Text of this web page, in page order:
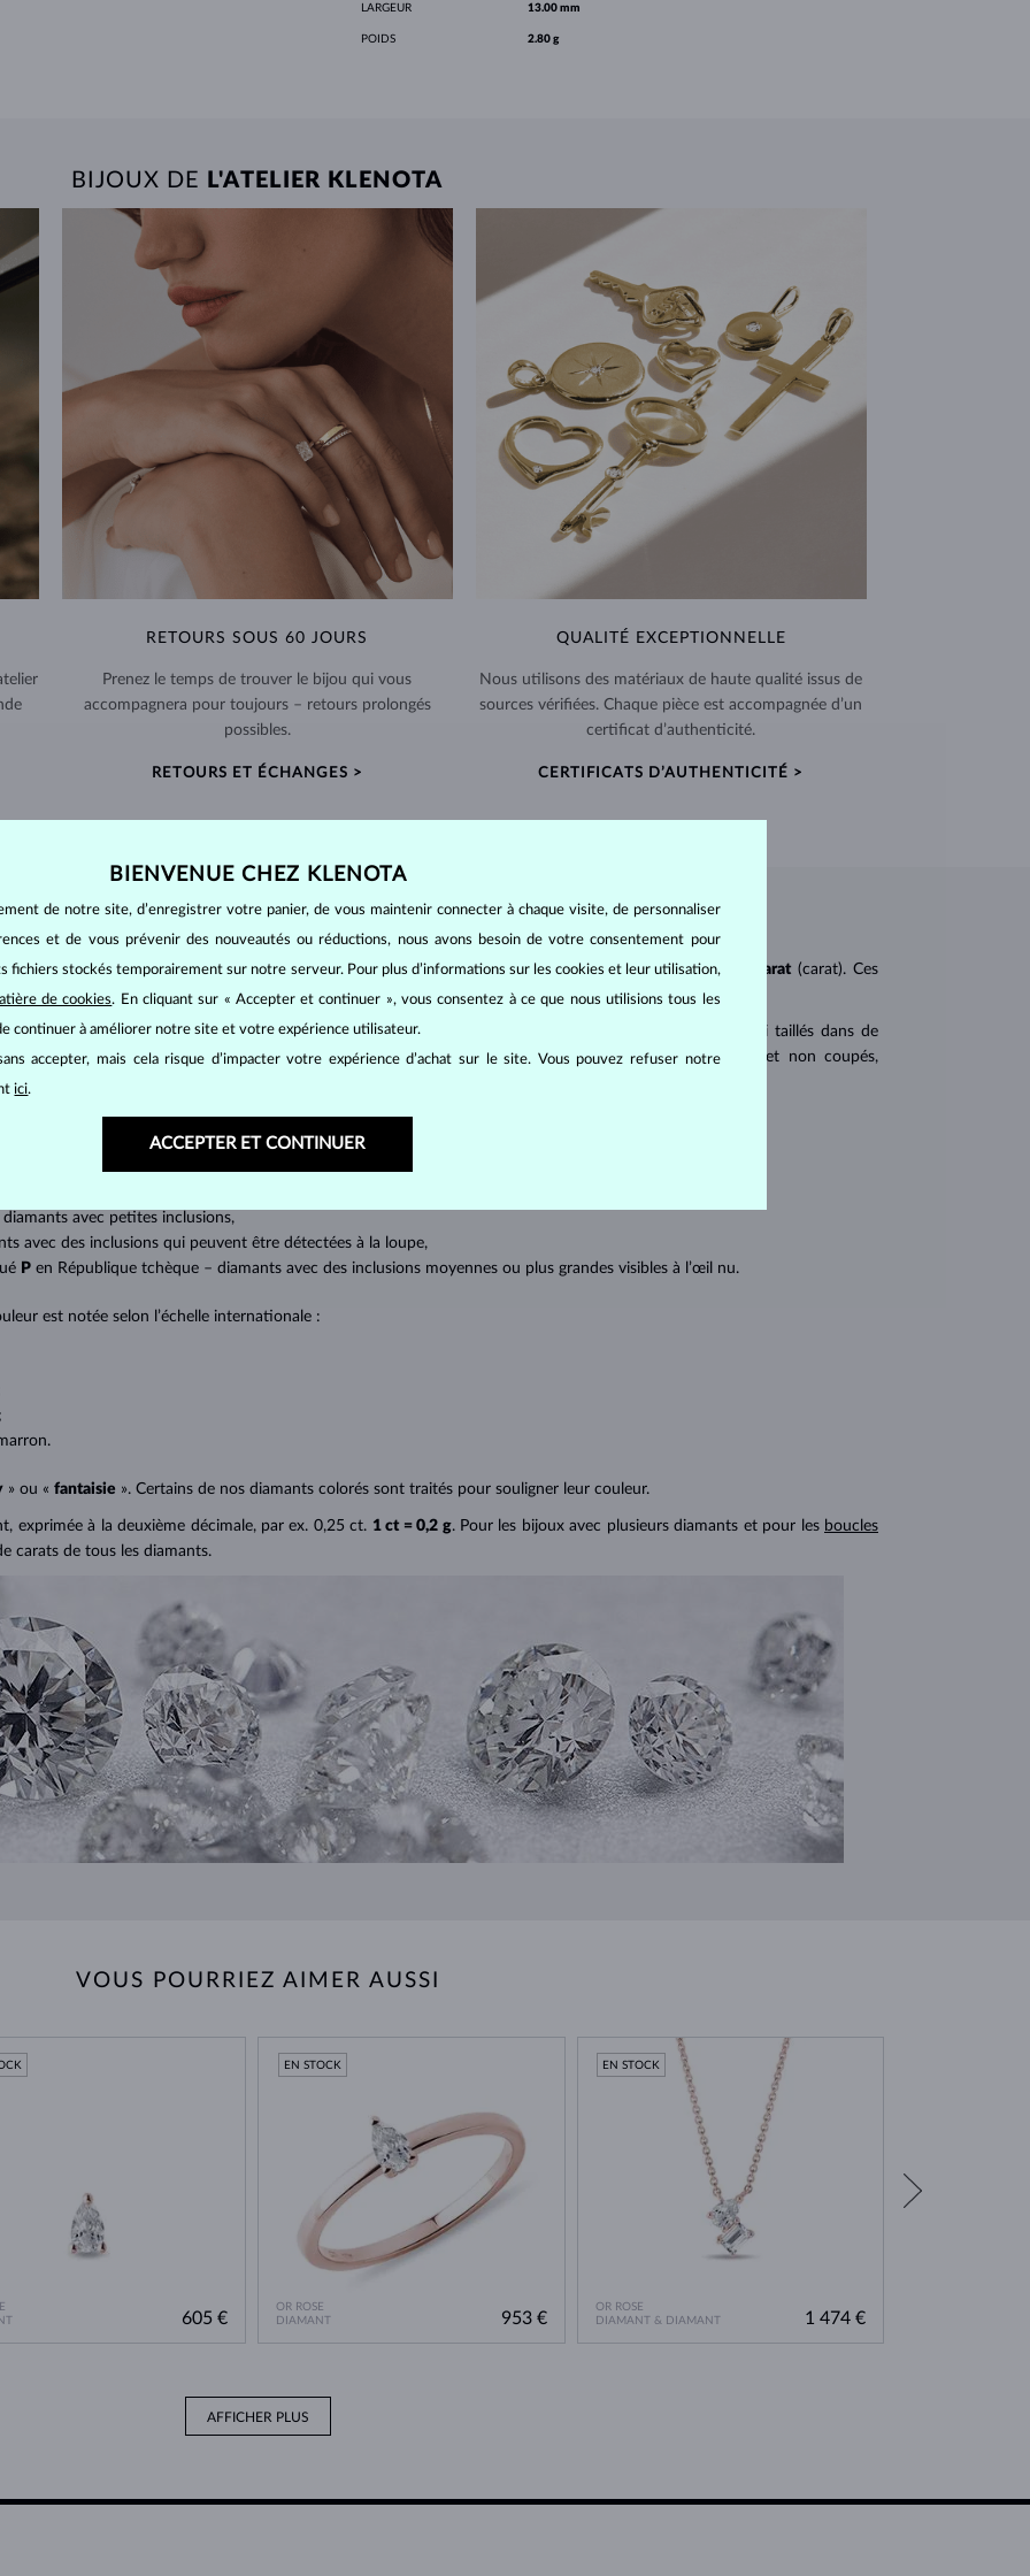
LARGEUR 13.00 mm
POIDS 2.80 g
BIJOUX DE L'ATELIER KLENOTA
RETOURS SOUS 60 JOURS
Prenez le temps de trouver le bijou qui vous
accompagnera pour toujours – retours prolongés
possibles.
RETOURS ET ÉCHANGES >
QUALITÉ EXCEPTIONNELLE
Nous utilisons des matériaux de haute qualité issus de
sources vérifiées. Chaque pièce est accompagnée d’un
certificat d’authenticité.
CERTIFICATS D’AUTHENTICITÉ >
BIJOUX EN DIAMANT
, on utilise les 4 paramètres de base, appelés 4C : taille (cut), pureté (clarity), couleur (color) et carat (carat). Ces
brillant. La taille ronde dite brillant appartient aux tailles les plus populaires. Les diamants sont aussi taillés dans de
baguette, cœur, larme, ovale ou princesse (quadrilatère ou triangulaire avec angles pointus et non coupés,
).
quantité, la taille et la répartition des inclusions ou bien des imperfections internes du diamant :
avec petites inclusions,
avec des inclusions qui peuvent être détectées à la loupe,
P en République tchèque – diamants avec des inclusions moyennes ou plus grandes visibles à l’œil nu.
est notée selon l’échelle internationale :
» ou « fantaisie ». Certains de nos diamants colorés sont traités pour souligner leur couleur.
exprimée à la deuxième décimale, par ex. 0,25 ct. 1 ct = 0,2 g. Pour les bijoux avec plusieurs diamants et pour les boucles
carats de tous les diamants.
VOUS POURRIEZ AIMER AUSSI
605 €
OR ROSE
DIAMANT
EN STOCK
953 €
OR ROSE
DIAMANT & DIAMANT
EN STOCK
1 474 €
AFFICHER PLUS
BIENVENUE CHEZ KLENOTA
de notre site, d’enregistrer votre panier, de vous maintenir connecter à chaque visite, de personnaliser
et de vous prévenir des nouveautés ou réductions, nous avons besoin de votre consentement pour
fichiers stockés temporairement sur notre serveur. Pour plus d’informations sur les cookies et leur utilisation,
de cookies. En cliquant sur « Accepter et continuer », vous consentez à ce que nous utilisions tous les
continuer à améliorer notre site et votre expérience utilisateur.
accepter, mais cela risque d’impacter votre expérience d’achat sur le site. Vous pouvez refuser notre
ici.
ACCEPTER ET CONTINUER